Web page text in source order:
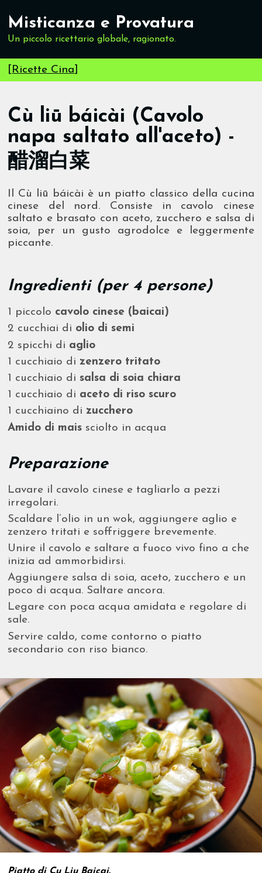
Misticanza e Provatura
Un piccolo ricettario globale, ragionato.
[Ricette Cina]
Cù liū báicài (Cavolo
napa saltato all'aceto) -
醋溜白菜
Il Cù liū báicài è un piatto classico della cucina
cinese del nord. Consiste in cavolo cinese
saltato e brasato con aceto, zucchero e salsa di
soia, per un gusto agrodolce e leggermente
piccante.
Ingredienti (per 4 persone)
1 piccolo cavolo cinese (baicai)
2 cucchiai di olio di semi
2 spicchi di aglio
1 cucchiaio dizenzero tritato
1 cucchiaio disalsa di soia chiara
1 cucchiaio di aceto di riso scuro
1 cucchiaino dizucchero
Amido di mais sciolto in acqua
Preparazione
Lavare il cavolo cinese e tagliarlo a pezzi
irregolari.
Scaldare l’olio in un wok, aggiungere aglio e
zenzero tritati e soffriggere brevemente.
Unire il cavolo e saltare a fuoco vivo fino a che
inizia ad ammorbidirsi.
Aggiungere salsa di soia, aceto, zucchero e un
poco di acqua. Saltare ancora.
Legare con poca acqua amidata e regolare di
sale.
Servire caldo, come contorno o piatto
secondario con riso bianco.
Piatto di Cu Liu Baicai.